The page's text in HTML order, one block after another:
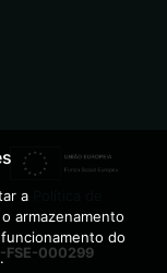
FSE-000299
a
armazenamento
do